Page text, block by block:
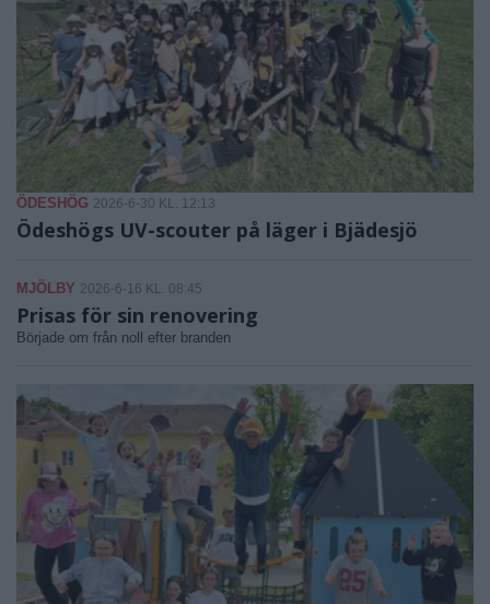
ÖDESHÖG 2026-6-30 KL. 12:13
Ödeshögs UV-scouter på läger i Bjädesjö
MJÖLBY 2026-6-16 KL. 08:45
Prisas för sin renovering
Började om från noll efter branden